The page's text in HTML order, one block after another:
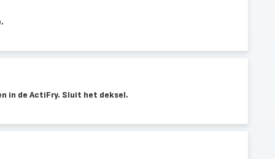
in de ActiFry. Sluit het deksel.